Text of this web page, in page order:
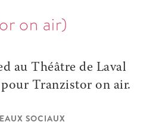
on air)
au Théâtre de Laval
Tranzistor on air.
SOCIAUX